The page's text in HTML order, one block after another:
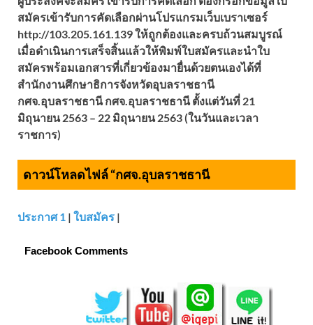
สมัครเข้ารับการคัดเลือกผ่านโปรแกรมเว็บเบราเซอร์
http://103.205.161.139 ให้ถูกต้องและครบถ้วนสมบูรณ์
เมื่อดำเนินการเสร็จสิ้นแล้วให้พิมพ์ใบสมัครและนำใบ
สมัครพร้อมเอกสารที่เกี่ยวข้องมายื่นด้วยตนเองได้ที่
สำนักงานศึกษาธิการจังหวัดอุบลราชธานี
กศจ.อุบลราชธานี กศจ.อุบลราชธานี ตั้งแต่วันที่ 21
มิถุนายน 2563 – 22 มิถุนายน 2563 (ในวันและเวลา
ราชการ)
ดาวน์โหลดไฟล์ “กศจ.อุบลราชธานี
ประกาศ 1 | ใบสมัคร |
Facebook Comments